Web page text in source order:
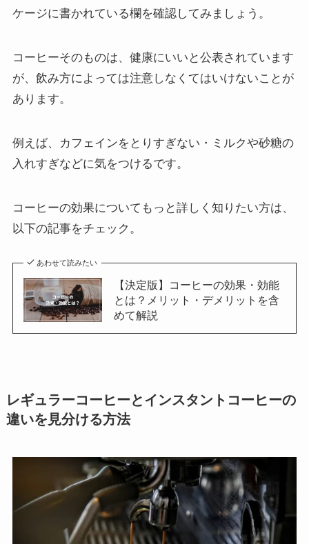
ケージに書かれている欄を確認してみましょう。
コーヒーそのものは、健康にいいと公表されています
が、飲み方によっては注意しなくてはいけないことが
あります。
例えば、カフェインをとりすぎない・ミルクや砂糖の
入れすぎなどに気をつけるです。
コーヒーの効果についてもっと詳しく知りたい方は、
以下の記事をチェック。
あわせて読みたい
【決定版】コーヒーの効果・効能
とは？メリット・デメリットを含
めて解説
レギュラーコーヒーとインスタントコーヒーの
違いを見分ける方法